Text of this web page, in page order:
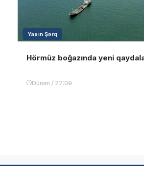
Yaxın Şərq
Hörmüz boğazında yeni
Dünən / 22:09